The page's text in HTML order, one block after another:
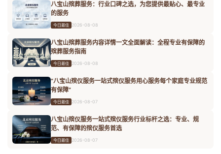
八宝山殡葬服务：行业口碑之选，为您提供最贴心、最专业
的服务
今日最佳 2026-08-08
八宝山殡葬服务内容详情一文全面解读：全程专业有保障的
殡葬服务指南
今日最佳 2026-08-08
“八宝山殡仪服务一站式殡仪服务用心服务每个家庭专业规范
有保障”
今日最佳 2026-08-07
八宝山殡仪服务一站式殡仪服务行业标杆之选：专业、规
范、有保障的殡仪服务首选
今日最佳 2026-08-07